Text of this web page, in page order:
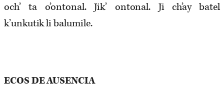
och’ ta o’ontonal. Jik’ ontonal. Ji ch’ay batel
k’unkutik li balumile.
ECOS DE AUSENCIA